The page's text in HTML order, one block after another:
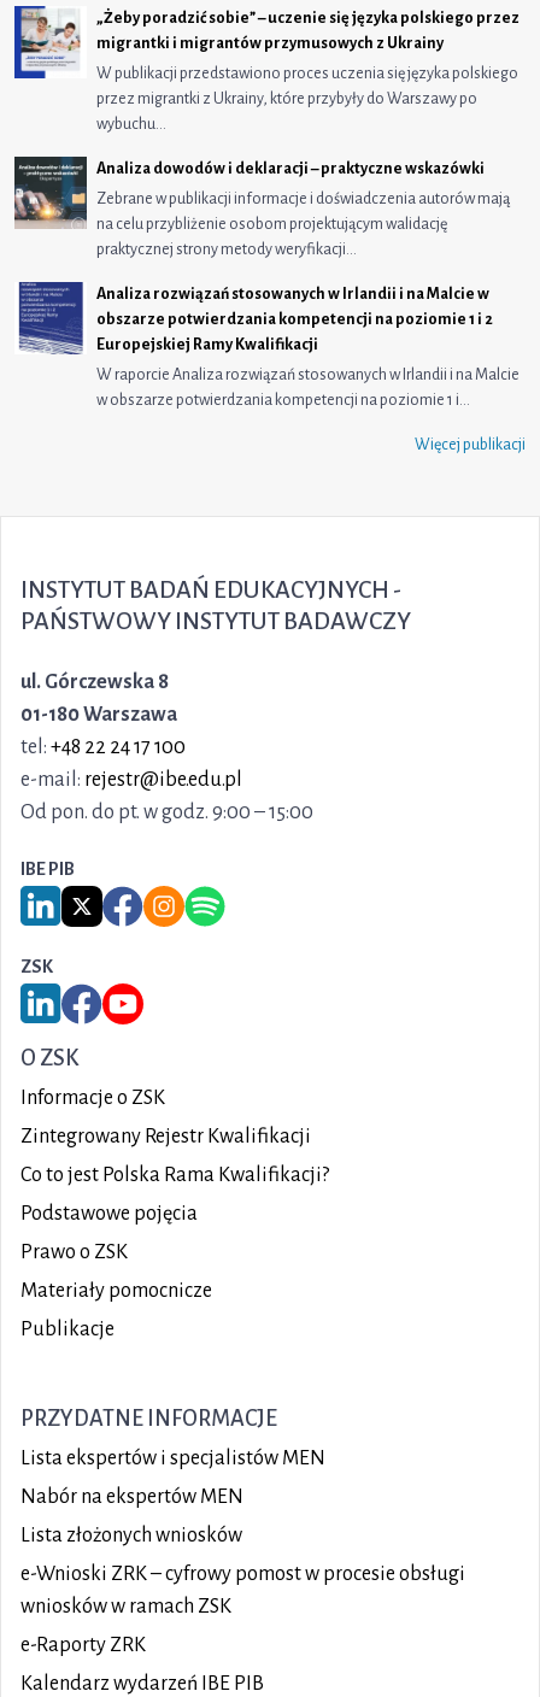
„Żeby poradzić sobie” – uczenie się języka polskiego przez
migrantki i migrantów przymusowych z Ukrainy
W publikacji przedstawiono proces uczenia się języka polskiego
przez migrantki z Ukrainy, które przybyły do Warszawy po
wybuchu…
Analiza dowodów i deklaracji – praktyczne wskazówki
Zebrane w publikacji informacje i doświadczenia autorów mają
na celu przybliżenie osobom projektującym walidację
praktycznej strony metody weryfikacji…
Analiza rozwiązań stosowanych w Irlandii i na Malcie w
obszarze potwierdzania kompetencji na poziomie 1 i 2
Europejskiej Ramy Kwalifikacji
W raporcie Analiza rozwiązań stosowanych w Irlandii i na Malcie
w obszarze potwierdzania kompetencji na poziomie 1 i…
Więcej publikacji
INSTYTUT BADAŃ EDUKACYJNYCH -
PAŃSTWOWY INSTYTUT BADAWCZY
ul. Górczewska 8
01-180 Warszawa
tel: +48 22 24 17 100
e-mail: rejestr@ibe.edu.pl
Od pon. do pt. w godz. 9:00 – 15:00
IBE PIB
Link do serwisu LinkedIn IBE PIB
Link do serwisu X IBE PIB
Link do Facebook IBE PIB
Link do Instagram IBE PIB
Link do Spotify IBE PIB
ZSK
Link do serwisu LinkedIn ZSK
Link do Facebook ZSK
Link do YouTube ZSK
O ZSK
Informacje o ZSK
Zintegrowany Rejestr Kwalifikacji
Co to jest Polska Rama Kwalifikacji?
Podstawowe pojęcia
Prawo o ZSK
Materiały pomocnicze
Publikacje
PRZYDATNE INFORMACJE
Lista ekspertów i specjalistów MEN
Nabór na ekspertów MEN
Lista złożonych wniosków
e-Wnioski ZRK – cyfrowy pomost w procesie obsługi
wniosków w ramach ZSK
e-Raporty ZRK
Kalendarz wydarzeń IBE PIB